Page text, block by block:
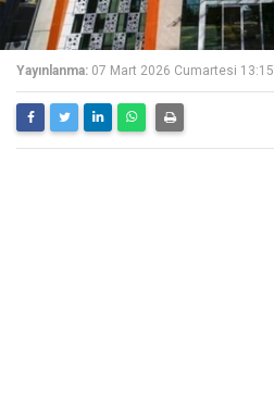
Yayınlanma: 07 Mart 2026 Cumartesi 13:15